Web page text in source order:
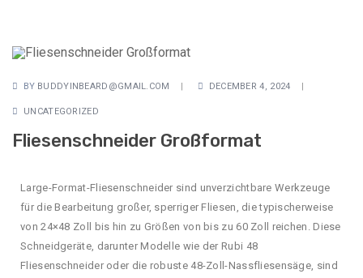
BY BUDDYINBEARD@GMAIL.COM DECEMBER 4, 2024
UNCATEGORIZED
Fliesenschneider Großformat
Large-Format-Fliesenschneider sind unverzichtbare Werkzeuge
für die Bearbeitung großer, sperriger Fliesen, die typischerweise
von 24×48 Zoll bis hin zu Größen von bis zu 60 Zoll reichen. Diese
Schneidgeräte, darunter Modelle wie der Rubi 48
Fliesenschneider oder die robuste 48-Zoll-Nassfliesensäge, sind